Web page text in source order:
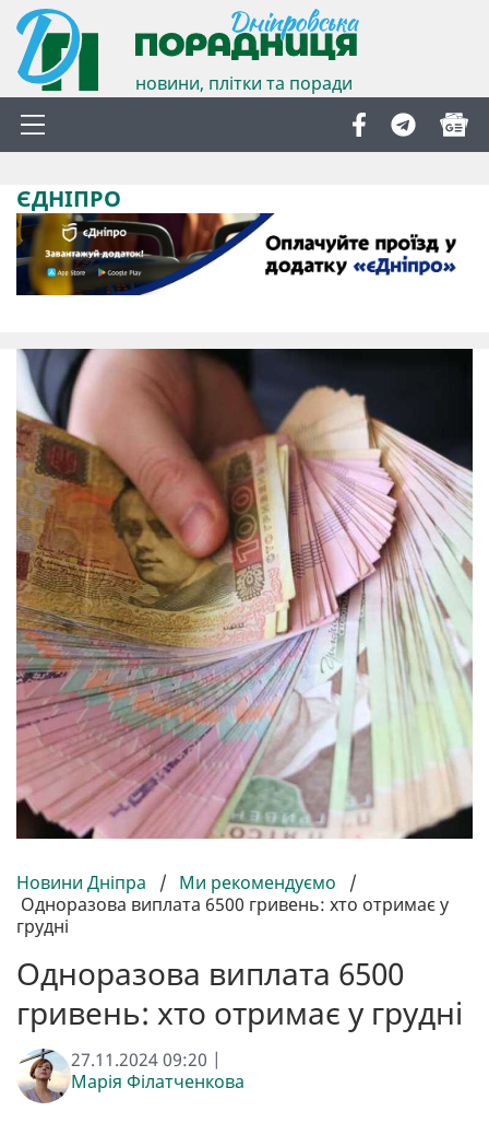
новини, плітки та поради
ЄДНІПРО
Новини Дніпра / Ми рекомендуємо
/
Одноразова виплата 6500 гривень: хто отримає у
грудні
Одноразова виплата 6500
гривень: хто отримає у грудні
27.11.2024 09:20 |
Марія Філатченкова